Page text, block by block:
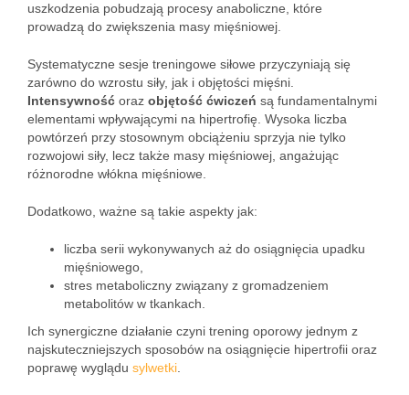
uszkodzenia pobudzają procesy anaboliczne, które
prowadzą do zwiększenia masy mięśniowej.
Systematyczne sesje treningowe siłowe przyczyniają się
zarówno do wzrostu siły, jak i objętości mięśni.
Intensywność oraz objętość ćwiczeń są fundamentalnymi
elementami wpływającymi na hipertrofię. Wysoka liczba
powtórzeń przy stosownym obciążeniu sprzyja nie tylko
rozwojowi siły, lecz także masy mięśniowej, angażując
różnorodne włókna mięśniowe.
Dodatkowo, ważne są takie aspekty jak:
liczba serii wykonywanych aż do osiągnięcia upadku
mięśniowego,
stres metaboliczny związany z gromadzeniem
metabolitów w tkankach.
Ich synergiczne działanie czyni trening oporowy jednym z
najskuteczniejszych sposobów na osiągnięcie hipertrofii oraz
poprawę wyglądu sylwetki